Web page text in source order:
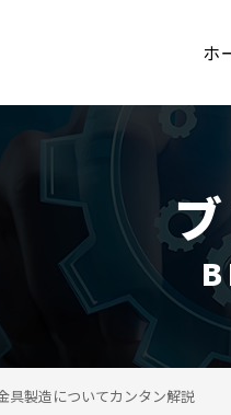
ホ
具製造についてカンタン解説